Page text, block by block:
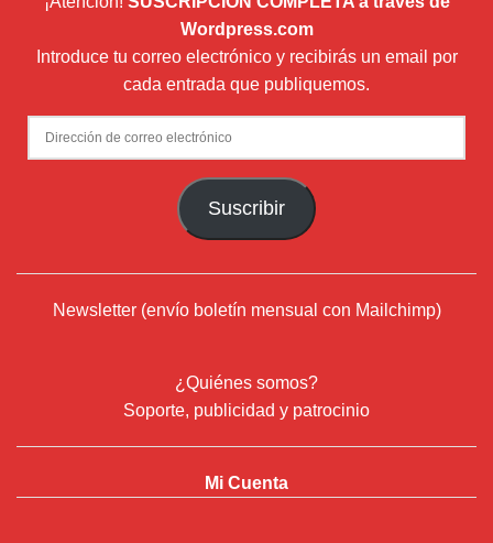
Wordpress.com
Introduce tu correo electrónico y recibirás un email por
cada entrada que publiquemos.
Dirección
de
Suscribir
Newsletter (envío boletín mensual con Mailchimp)
¿Quiénes somos?
Soporte, publicidad y patrocinio
Mi Cuenta